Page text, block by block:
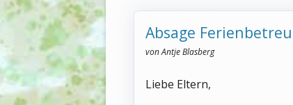
Absage
von Antje Blasberg
Liebe Eltern,